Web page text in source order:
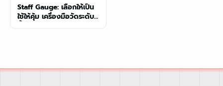
Staff Gauge: เลือกให้เป็น
ใช้ให้คุ้ม เครื่องมือวัดระดับ
น้ำที่นักสำรวจมืออาชีพทุก